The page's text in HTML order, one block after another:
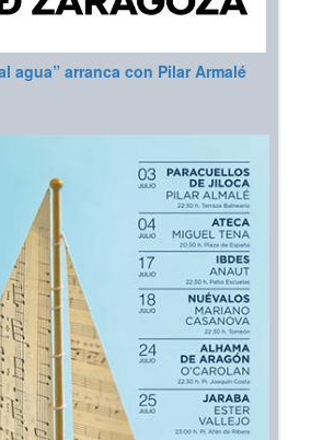
agua” arranca con Pilar Armalé